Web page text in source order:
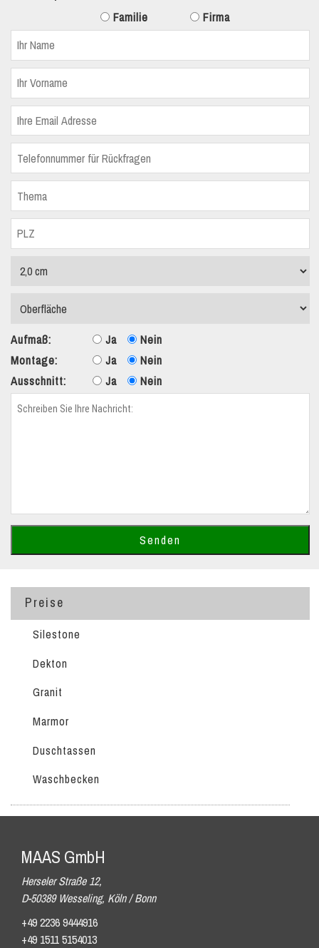
Familie
Firma
Aufmaß: Ja
Nein
Montage:
Ja
Nein
Ausschnitt:
Ja Nein
Preise
Silestone
Dekton
Granit
Marmor
Duschtassen
Waschbecken
MAAS GmbH
Herseler Straße 12,
D-50389 Wesseling, Köln / Bonn
+49 2236 9444916
+49 1511 5154013